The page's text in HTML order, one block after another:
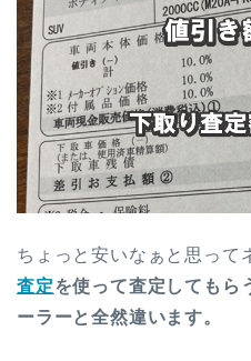
ちょっと安いなぁと思って
査定を使って査定してもら
ーラーと全然違います。